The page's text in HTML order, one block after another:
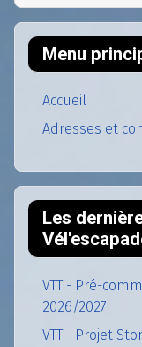
Menu
Accueil
Adresses et
Les
VTT - Pré-
2026/2027
VTT - Projet